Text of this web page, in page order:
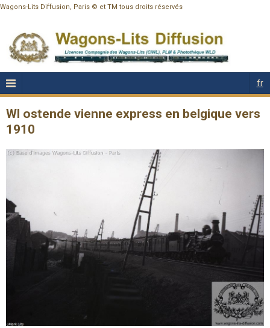
Wagons-Lits Diffusion, Paris © et TM tous droits réservés
fr
Wl ostende vienne express en belgique vers
1910